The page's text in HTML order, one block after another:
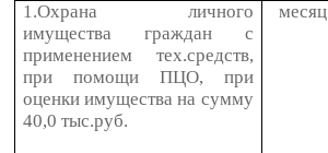
1.Охрана личного
имущества граждан с
применением тех.средств,
при помощи ПЦО, при
оценки имущества на сумму
40,0 тыс.руб.
месяц